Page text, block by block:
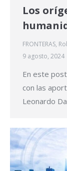
Los
FRONTERAS,
9 agosto, 2024
En este
con las
Leonardo